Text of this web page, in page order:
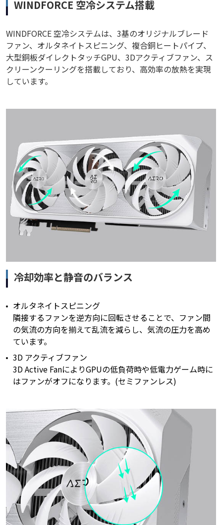
WINDFORCE 空冷システム搭載
WINDFORCE 空冷システムは、3基のオリジナルブレード
ファン、オルタネイトスピニング、複合銅ヒートパイプ、
大型銅板ダイレクトタッチGPU、3Dアクティブファン、ス
クリーンクーリングを搭載しており、高効率の放熱を実現
しています。
冷却効率と静音のバランス
オルタネイトスピニング
隣接するファンを逆方向に回転させることで、ファン間
の気流の方向を揃えて乱流を減らし、気流の圧力を高め
ています。
3D アクティブファン
3D Active FanによりGPUの低負荷時や低電力ゲーム時に
はファンがオフになります。(セミファンレス)